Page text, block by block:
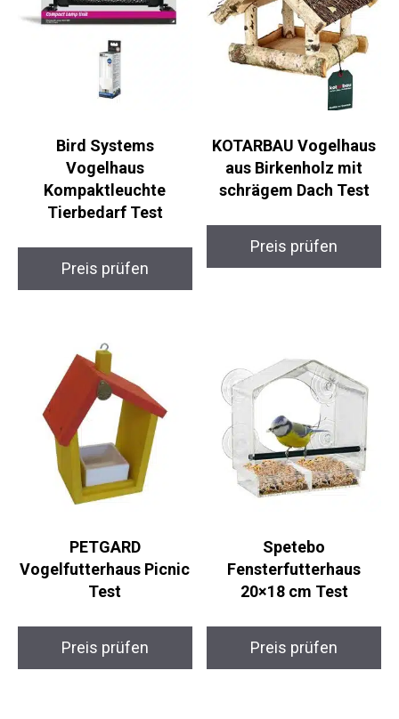
Bird Systems
Vogelhaus
Kompaktleuchte
Tierbedarf Test
Preis prüfen
KOTARBAU Vogelhaus
aus Birkenholz mit
schrägem Dach Test
Preis prüfen
PETGARD
Vogelfutterhaus Picnic
Test
Preis prüfen
Spetebo
Fensterfutterhaus
20×18 cm Test
Preis prüfen